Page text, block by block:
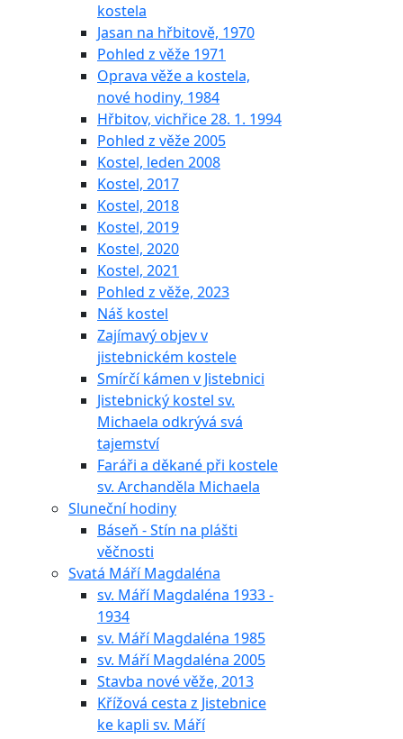
kostela
Jasan na hřbitově, 1970
Pohled z věže 1971
Oprava věže a kostela,
nové hodiny, 1984
Hřbitov, vichřice 28. 1. 1994
Pohled z věže 2005
Kostel, leden 2008
Kostel, 2017
Kostel, 2018
Kostel, 2019
Kostel, 2020
Kostel, 2021
Pohled z věže, 2023
Náš kostel
Zajímavý objev v
jistebnickém kostele
Smírčí kámen v Jistebnici
Jistebnický kostel sv.
Michaela odkrývá svá
tajemství
Faráři a děkané při kostele
sv. Archanděla Michaela
Sluneční hodiny
Báseň - Stín na plášti
věčnosti
Svatá Máří Magdaléna
sv. Máří Magdaléna 1933 -
1934
sv. Máří Magdaléna 1985
sv. Máří Magdaléna 2005
Stavba nové věže, 2013
Křížová cesta z Jistebnice
ke kapli sv. Máří